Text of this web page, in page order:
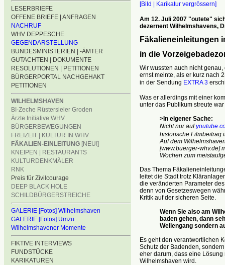
LESERBRIEFE
OFFENE BRIEFE | ANFRAGEN
NACHRUF
WHV DEPPESCHE
GEGENDARSTELLUNG
BUNDESMINISTERIEN | -ÄMTER
GUTACHTEN | DOKUMENTE
RESOLUTIONEN | PETITIONEN
BÜRGERPORTAL NACHGEHAKT
PETITIONEN
WILHELMSHAVEN
BI-Zeche Rüstersieler Groden
Ärzte Initiative WHV
BÜRGERBEWEGUNGEN
FREIZEIT | KULTUR IN WHV
FÄKALIEN-EINLEITUNG [NEU!]
KNEIPEN | RESTAURANTS
KULTURDENKMÄLER
RNK
Preis für Zivilcourage
DEEP BLACK HOLE
SCHILDBÜRGERSTREICHE
GALERIE [Fotos] Wilhelmshaven
GALERIE [Fotos] Umzu
Wilhelmshavener Momente
FIKTIVE INTERVIEWS
FUNDSTÜCKE
KARIKATUREN
[Bild | Karikatur vergrössern]
Am 12. Juli 2007 "outete"
dezernentWilhelmshavens,
Fäkalieneinleitungen
in die
Wir wussten auch nicht
ernst meinte, als er kurz nach
in der Sendung EXTRA 3
Was er allerdings mit einer
unter das Publikum streute
>In eigener Sache:
Nicht nur auf
historische Filmbeitrag
Auf dem
[www.buerger-whv.de]
Wochen zum
Das Thema
leitet die Stadt trotz
die veränderten Parameter
denn von Gesetzeswegen
Kritik auf der sicheren Seite.
Wenn Sie also am
baden gehen,dann
Wellengang sondern
Es geht den verantwortlichen
Schutz der Badenden,
eher darum, dass eine
Wilhelmshaven wird.